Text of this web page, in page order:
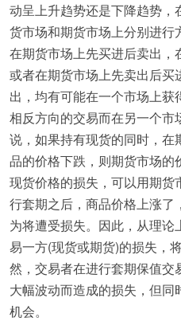
动呈上升趋势还是下降趋势
货市场和期货市场上分别进行
在期货市场上先买进后卖出，
或者在期货市场上先卖出后
出，均有可能在一个市场上
相反方向的交易而在另一个
说，如果持有现货的同时，
品的价格下跌，则期货市场
现货价格的损失，可以用期
行套期之后，商品价格上涨
为将遭受损失。因此，从理
易一方(现货或期货)的损失，
然，交易者在进行套期保值
大幅波动而造成的损失，但
机会。